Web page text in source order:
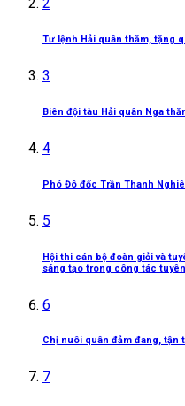
Tư lệnh Hải quân thăm, tặng
3
Biên đội tàu Hải quân Nga
4
Phó Đô đốc Trần Thanh
5
Hội thi cán bộ đoàn giỏi và
sáng tạo trong công tác
6
Chị nuôi quân đảm đang, tận
7